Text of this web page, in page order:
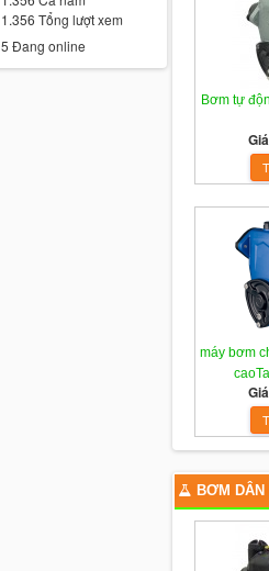
1.356 Tổng lượt xem
5 Đang online
Bơm tự
máy bơm
BƠM DÂN